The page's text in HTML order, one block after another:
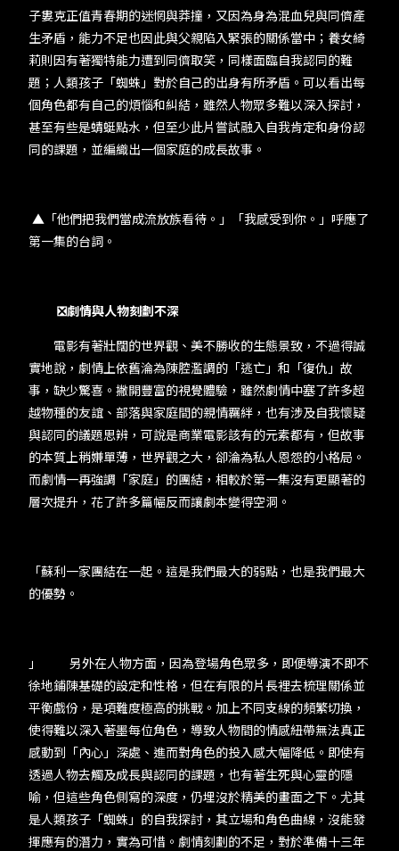
子婁克正值青春期的迷惘與莽撞，又因為身為混血兒與同儕產
生矛盾，能力不足也因此與父親陷入緊張的關係當中；養女綺
莉則因有著獨特能力遭到同儕取笑，同樣面臨自我認同的難
題；人類孩子「蜘蛛」對於自己的出身有所矛盾。可以看出每
個角色都有自己的煩惱和糾結，雖然人物眾多難以深入探討，
甚至有些是蜻蜓點水，但至少此片嘗試融入自我肯定和身份認
同的課題，並編織出一個家庭的成長故事。
▲「他們把我們當成流放族看待。」「我感受到你。」呼應了
第一集的台詞。
❎劇情與人物刻劃不深
電影有著壯闊的世界觀、美不勝收的生態景致，不過得誠
實地說，劇情上依舊淪為陳腔濫調的「逃亡」和「復仇」故
事，缺少驚喜。撇開豐富的視覺體驗，雖然劇情中塞了許多超
越物種的友誼、部落與家庭間的親情羈絆，也有涉及自我懷疑
與認同的議題思辨，可說是商業電影該有的元素都有，但故事
的本質上稍嫌單薄，世界觀之大，卻淪為私人恩怨的小格局。
而劇情一再強調「家庭」的團結，相較於第一集沒有更顯著的
層次提升，花了許多篇幅反而讓劇本變得空洞。
「蘇利一家團結在一起。這是我們最大的弱點，也是我們最大
的優勢。
」 另外在人物方面，因為登場角色眾多，即便導演不即不
徐地鋪陳基礎的設定和性格，但在有限的片長裡去梳理關係並
平衡戲份，是項難度極高的挑戰。加上不同支線的頻繁切換，
使得難以深入著墨每位角色，導致人物間的情感紐帶無法真正
感動到「內心」深處、進而對角色的投入感大幅降低。即使有
透過人物去觸及成長與認同的課題，也有著生死與心靈的隱
喻，但這些角色側寫的深度，仍埋沒於精美的畫面之下。尤其
是人類孩子「蜘蛛」的自我探討，其立場和角色曲線，沒能發
揮應有的潛力，實為可惜。劇情刻劃的不足，對於準備十三年